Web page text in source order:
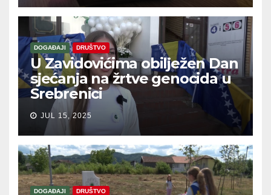
DOGAĐAJI DRUŠTVO
U Zavidovićima obilježen Dan
sjećanja na žrtve genocida u
Srebrenici
JUL 15, 2025
DOGAĐAJI DRUŠTVO